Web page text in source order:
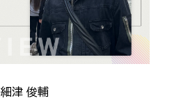
津 俊輔